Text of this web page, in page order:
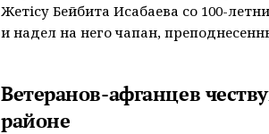
Жетісу Бейбита Исабаева со 100-
и надел на него чапан,
Ветеранов-афганцев
районе